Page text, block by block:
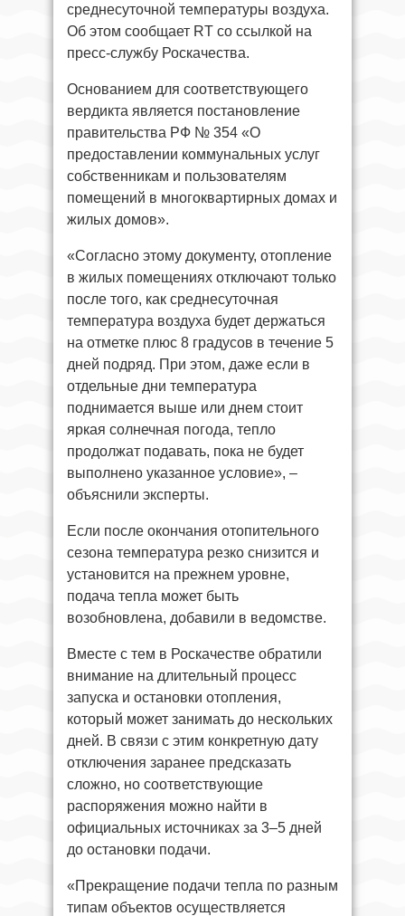
среднесуточной температуры воздуха.
Об этом сообщает RT со ссылкой на
пресс-службу Роскачества.
Основанием для соответствующего
вердикта является постановление
правительства РФ № 354 «О
предоставлении коммунальных услуг
собственникам и пользователям
помещений в многоквартирных домах и
жилых домов».
«Согласно этому документу, отопление
в жилых помещениях отключают только
после того, как среднесуточная
температура воздуха будет держаться
на отметке плюс 8 градусов в течение 5
дней подряд. При этом, даже если в
отдельные дни температура
поднимается выше или днем стоит
яркая солнечная погода, тепло
продолжат подавать, пока не будет
выполнено указанное условие», –
объяснили эксперты.
Если после окончания отопительного
сезона температура резко снизится и
установится на прежнем уровне,
подача тепла может быть
возобновлена, добавили в ведомстве.
Вместе с тем в Роскачестве обратили
внимание на длительный процесс
запуска и остановки отопления,
который может занимать до нескольких
дней. В связи с этим конкретную дату
отключения заранее предсказать
сложно, но соответствующие
распоряжения можно найти в
официальных источниках за 3–5 дней
до остановки подачи.
«Прекращение подачи тепла по разным
типам объектов осуществляется